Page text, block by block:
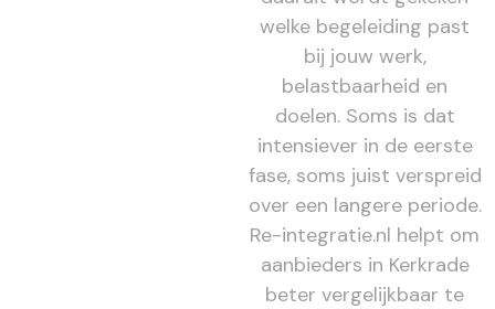
welke begeleiding past
bij jouw werk,
belastbaarheid en
doelen. Soms is dat
intensiever in de eerste
fase, soms juist verspreid
over een langere periode.
Re-integratie.nl helpt om
aanbieders in Kerkrade
beter vergelijkbaar te